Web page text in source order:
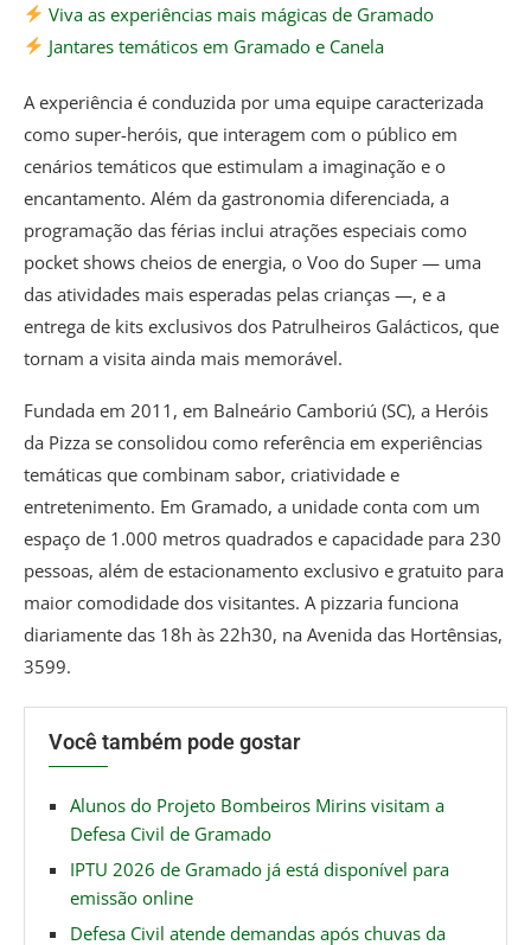
Viva as experiências mais mágicas de Gramado
Jantares temáticos em Gramado e Canela
A experiência é conduzida por uma equipe caracterizada
como super-heróis, que interagem com o público em
cenários temáticos que estimulam a imaginação e o
encantamento. Além da gastronomia diferenciada, a
programação das férias inclui atrações especiais como
pocket shows cheios de energia, o Voo do Super — uma
das atividades mais esperadas pelas crianças —, e a
entrega de kits exclusivos dos Patrulheiros Galácticos, que
tornam a visita ainda mais memorável.
Fundada em 2011, em Balneário Camboriú (SC), a Heróis
da Pizza se consolidou como referência em experiências
temáticas que combinam sabor, criatividade e
entretenimento. Em Gramado, a unidade conta com um
espaço de 1.000 metros quadrados e capacidade para 230
pessoas, além de estacionamento exclusivo e gratuito para
maior comodidade dos visitantes. A pizzaria funciona
diariamente das 18h às 22h30, na Avenida das Hortênsias,
3599.
Você também pode gostar
Alunos do Projeto Bombeiros Mirins visitam a
Defesa Civil de Gramado
IPTU 2026 de Gramado já está disponível para
emissão online
Defesa Civil atende demandas após chuvas da